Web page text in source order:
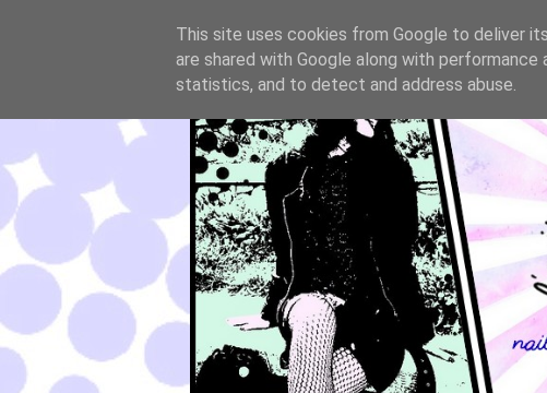
This site uses cookies from Google to deliver
are shared with Google along with
statistics, and to detect and address abuse.